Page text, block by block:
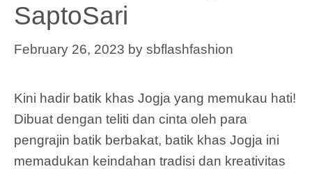
SaptoSari
February 26, 2023 by sbflashfashion
Kini hadir batik khas Jogja yang memukau hati!
Dibuat dengan teliti dan cinta oleh para
pengrajin batik berbakat, batik khas Jogja ini
memadukan keindahan tradisi dan kreativitas